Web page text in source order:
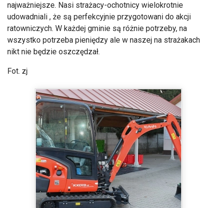
najważniejsze. Nasi strażacy-ochotnicy wielokrotnie
udowadniali , że są perfekcyjnie przygotowani do akcji
ratowniczych. W każdej gminie są różnie potrzeby, na
wszystko potrzeba pieniędzy ale w naszej na strażakach
nikt nie będzie oszczędzał.
Fot. zj